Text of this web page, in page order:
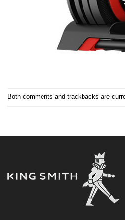
Both comments and trackbacks are